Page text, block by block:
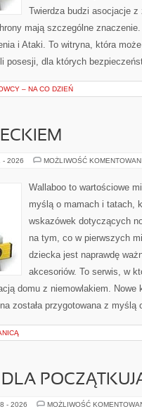
Twierdza budzi asocjacje
mają szczególne
i Ataki. To witryna, która
posesji, dla których
– NA CO DZIEŃ
- 2026 MOŻLIWOŚĆ
Wallaboo to wartościowe
myślą o mamach i tatach,
wskazówek dotyczących
na tym, co w pierwszych
dziecka jest naprawdę
akcesoriów. To serwis, w
domu z niemowlakiem. Nowe
została przygotowana z
- 2026 MOŻLIWOŚĆ